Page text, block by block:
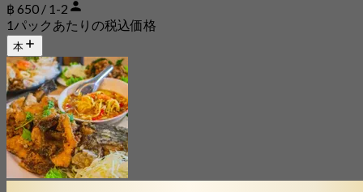
฿ 650 / 1-2
1パックあたりの税込価格
本